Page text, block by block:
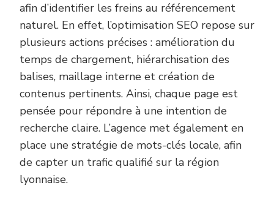
afin d’identifier les freins au référencement
naturel. En effet, l’optimisation SEO repose sur
plusieurs actions précises : amélioration du
temps de chargement, hiérarchisation des
balises, maillage interne et création de
contenus pertinents. Ainsi, chaque page est
pensée pour répondre à une intention de
recherche claire. L’agence met également en
place une stratégie de mots-clés locale, afin
de capter un trafic qualifié sur la région
lyonnaise.